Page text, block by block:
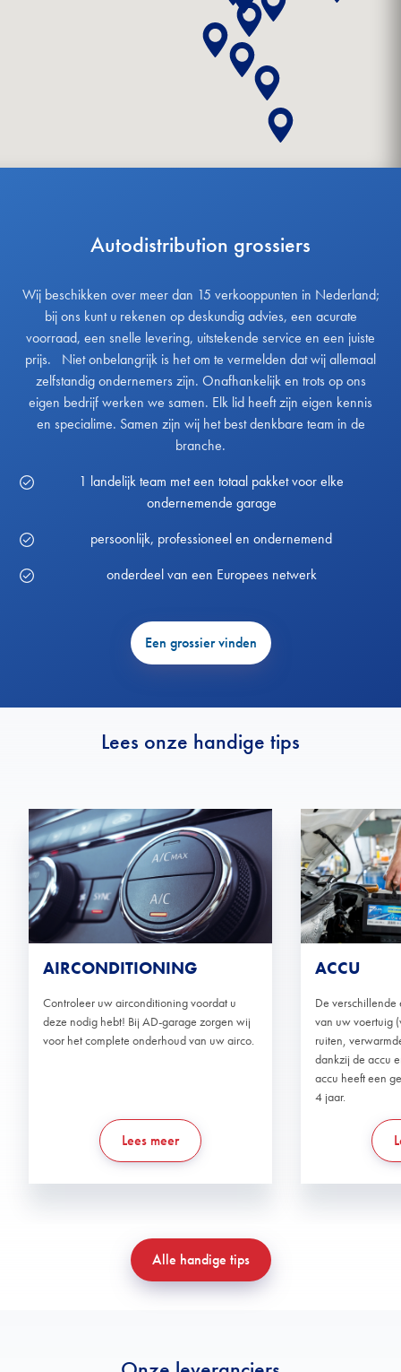
Autodistribution grossiers
Wij beschikken over meer dan 15 verkooppunten in Nederland;
bij ons kunt u rekenen op deskundig advies, een acurate
voorraad, een snelle levering, uitstekende service en een juiste
prijs. Niet onbelangrijk is het om te vermelden dat wij allemaal
zelfstandig ondernemers zijn. Onafhankelijk en trots op ons
eigen bedrijf werken we samen. Elk lid heeft zijn eigen kennis
en specialime. Samen zijn wij het best denkbare team in de
branche.
1 landelijk team met een totaal pakket voor elke
ondernemende garage
persoonlijk, professioneel en ondernemend
onderdeel van een Europees netwerk
Een grossier vinden
Lees onze handige tips
AIRCONDITIONING
Controleer uw airconditioning voordat u
deze nodig hebt! Bij AD-garage zorgen wij
voor het complete onderhoud van uw airco.
Lees meer
ACCU
De verschillende
van uw voertuig
ruiten,
dankzij de accu
accu heeft een
4 jaar.
Alle handige tips